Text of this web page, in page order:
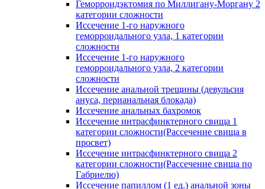
Геморроидэктомия по Миллигану-Моргану 2
категории сложности
Иссечение 1-го наружного
геморроидального узла, 1 категории
сложности
Иссечение 1-го наружного
геморроидального узла, 2 категории
сложности
Иссечение анальной трещины (девульсия
ануса, перианальная блокада)
Иссечение анальных бахромок
Иссечение интрасфинктерного свища 1
категории сложности(Рассечение свища в
просвет)
Иссечение интрасфинктерного свища 2
категории сложности(Рассечение свища по
Габриелю)
Иссечение папиллом (1 ед.) анальной зоны